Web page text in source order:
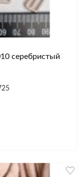
серебристый